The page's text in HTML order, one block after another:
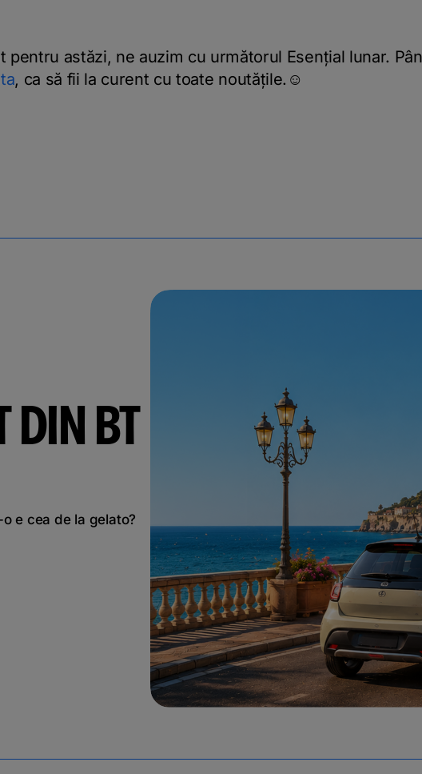
pentru astăzi, ne auzim cu următorul Esențial lunar.
, ca să fii la curent cu toate noutățile.☺️
DIN BT
e cea de la gelato?